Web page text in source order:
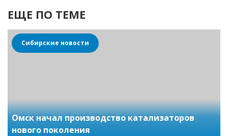
ЕЩЕ ПО ТЕМЕ
Сибирские новости
Омск начал производство катализаторов
нового поколения